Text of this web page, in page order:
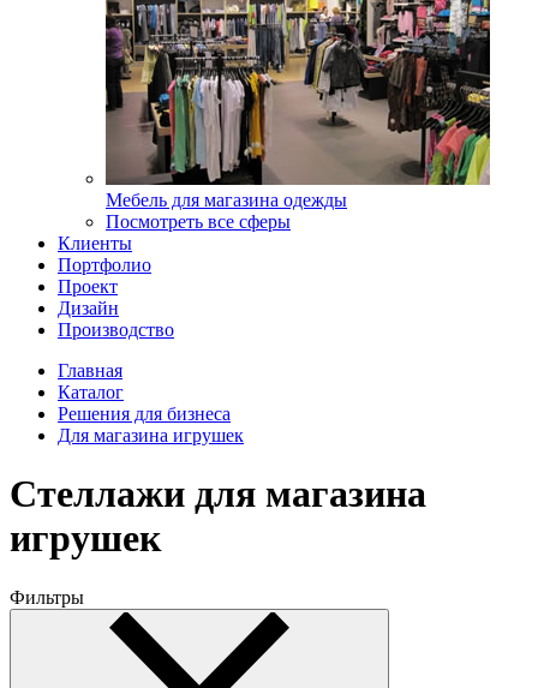
Мебель для магазина одежды
Посмотреть все сферы
Клиенты
Портфолио
Проект
Дизайн
Производство
Главная
Каталог
Решения для бизнеса
Для магазина игрушек
Стеллажи для магазина
игрушек
Фильтры